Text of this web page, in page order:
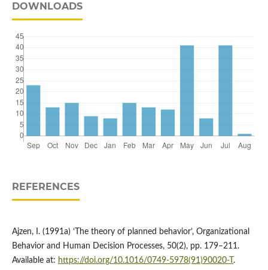
DOWNLOADS
REFERENCES
Ajzen, I. (1991a) ‘The theory of planned behavior’, Organizational
Behavior and Human Decision Processes, 50(2), pp. 179–211.
Available at: https://doi.org/10.1016/0749-5978(91)90020-T .